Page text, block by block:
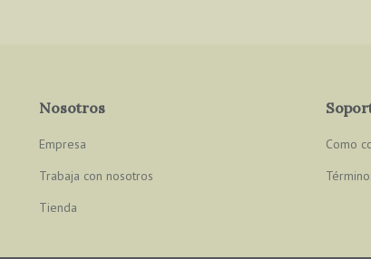
Nosotros
Empresa
Trabaja con nosotros
Tienda
Como